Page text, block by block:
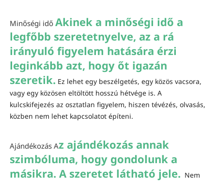
Minőségi idő Akinek a minőségi idő a
legfőbb szeretetnyelve, az a rá
irányuló figyelem hatására érzi
leginkább azt, hogy őt igazán
szeretik. Ez lehet egy beszélgetés, egy közös vacsora,
vagy egy közösen eltöltött hosszú hétvége is. A
kulcskifejezés az osztatlan figyelem, hiszen tévézés, olvasás,
közben nem lehet kapcsolatot építeni.
Ajándékozás Az ajándékozás annak
szimbóluma, hogy gondolunk a
másikra. A szeretet látható jele. Nem